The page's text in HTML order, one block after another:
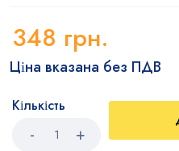
348 грн.
Ціна вказана без ПДВ
Кількість